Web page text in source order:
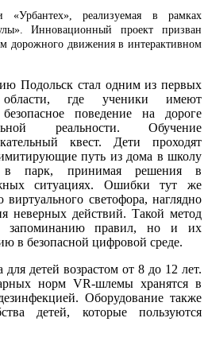
«Урбантех», реализуемая в рамках
Инновационный проект призван
дорожного движения в интерактивном
Подольск стал одним из первых
области, где ученики имеют
поведение на дороге
реальности. Обучение
квест. Дети проходят
путь из дома в школу
парк, принимая решения в
ситуациях. Ошибки тут же
светофора, наглядно
неверных действий. Такой метод
запоминанию правил, но и их
в безопасной цифровой среде.
детей возрастом от 8 до 12 лет.
норм VR-шлемы хранятся в
Оборудование также
детей, которые пользуются